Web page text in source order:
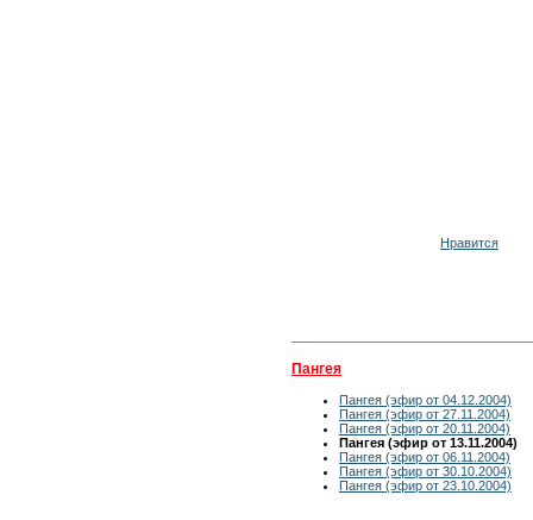
Нравится
Пангея
Пангея (эфир от 04.12.2004)
Пангея (эфир от 27.11.2004)
Пангея (эфир от 20.11.2004)
Пангея (эфир от 13.11.2004)
Пангея (эфир от 06.11.2004)
Пангея (эфир от 30.10.2004)
Пангея (эфир от 23.10.2004)